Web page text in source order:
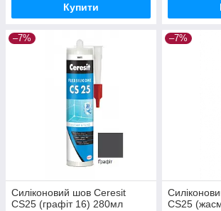
Купити
–7%
Силіконовий шов Ceresit
CS25 (графіт 16) 280мл
–7%
CS25